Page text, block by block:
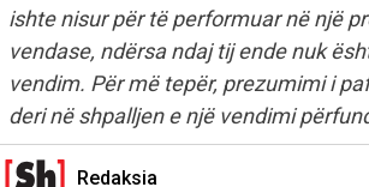
ishte nisur për të performuar në një
vendase, ndërsa ndaj tij ende nuk
vendim. Për më tepër, prezumimi i
deri në shpalljen e një vendimi
Redaksia